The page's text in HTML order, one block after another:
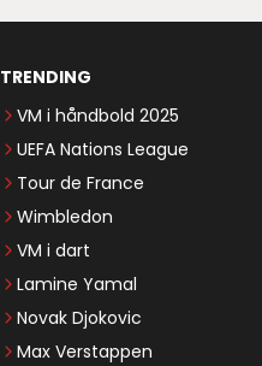
TRENDING
VM i håndbold 2025
UEFA Nations League
Tour de France
Wimbledon
VM i dart
Lamine Yamal
Novak Djokovic
Max Verstappen